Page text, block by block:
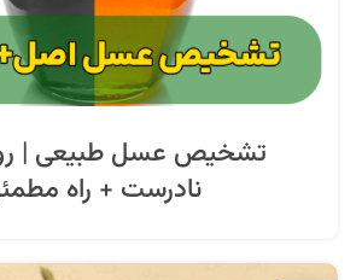
تشخیص عسل طبیعی |
نادرست + راه